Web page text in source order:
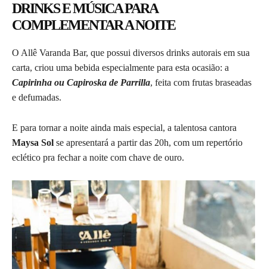
DRINKS E MÚSICA PARA
COMPLEMENTAR A NOITE
O Allê Varanda Bar, que possui diversos drinks autorais em sua
carta, criou uma bebida especialmente para esta ocasião: a
Capirinha ou Capiroska de Parrilla, feita com frutas braseadas
e defumadas.
E para tornar a noite ainda mais especial, a talentosa cantora
Maysa Sol se apresentará a partir das 20h, com um repertório
eclético pra fechar a noite com chave de ouro.